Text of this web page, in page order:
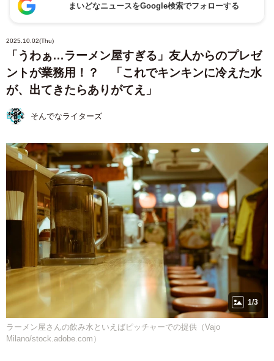
まいどなニュースをGoogle検索でフォローする
2025.10.02(Thu)
「うわぁ…ラーメン屋すぎる」友人からのプレゼ
ントが業務用！？ 「これでキンキンに冷えた水
が、出てきたらありがてえ」
そんでなライターズ
1/3
ラーメン屋さんの飲み水といえばピッチャーでの提供（Vajo
Milano/stock.adobe.com）